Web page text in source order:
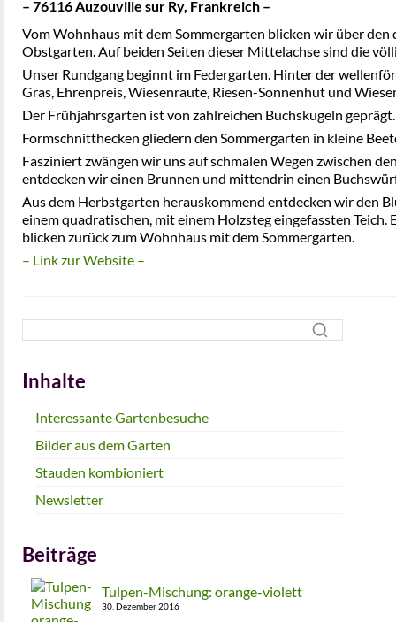
– 76116 Auzouville sur Ry, Frankreich –
Vom Wohnhaus mit dem Sommergarten blicken wir über
Obstgarten. Auf beiden Seiten dieser Mittelachse sind die
Unser Rundgang beginnt im Federgarten. Hinter der
Gras, Ehrenpreis, Wiesenraute, Riesen-Sonnenhut und
Der Frühjahrsgarten ist von zahlreichen Buchskugeln geprägt.
Formschnitthecken gliedern den Sommergarten in kleine
Fasziniert zwängen wir uns auf schmalen Wegen zwischen
entdecken wir einen Brunnen und mittendrin einen
Aus dem Herbstgarten herauskommend entdecken wir den
einem quadratischen, mit einem Holzsteg eingefassten
blicken zurück zum Wohnhaus mit dem Sommergarten.
– Link zur Website –
Inhalte
Interessante Gartenbesuche
Bilder aus dem Garten
Stauden kombioniert
Newsletter
Beiträge
Tulpen-Mischung: orange-violett
30. Dezember 2016